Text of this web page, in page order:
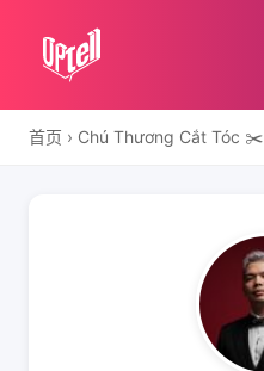
首页 › Chú Thương Cắt Tóc ✂️